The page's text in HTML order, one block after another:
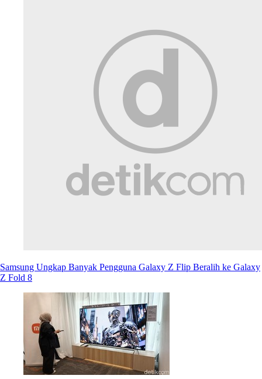
Samsung Ungkap Banyak Pengguna Galaxy Z Flip Beralih ke Galaxy
Z Fold 8